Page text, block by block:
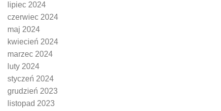
lipiec 2024
czerwiec 2024
maj 2024
kwiecień 2024
marzec 2024
luty 2024
styczeń 2024
grudzień 2023
listopad 2023